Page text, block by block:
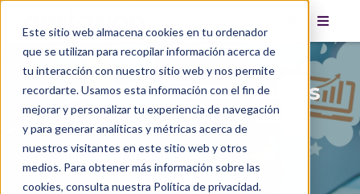
Este sitio web almacena cookies en tu ordenador
que se utilizan para recopilar información acerca de
tu interacción con nuestro sitio web y nos permite
recordarte. Usamos esta información con el fin de
mejorar y personalizar tu experiencia de navegación
y para generar analíticas y métricas acerca de
nuestros visitantes en este sitio web y otros
medios. Para obtener más información sobre las
cookies, consulta nuestra Política de privacidad.
X Observatorio de Marcas
en Redes Sociales 2022
Muchas gracias por tu interés.
Ya puedes descargar el estudio